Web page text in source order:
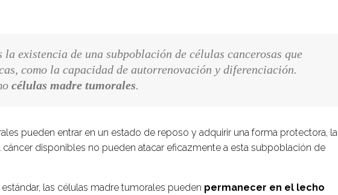
la existencia de una subpoblación de células cancerosas que
como la capacidad de autorrenovación y diferenciación.
células madre tumorales.
pueden entrar en un estado de reposo y adquirir una forma protectora, la
disponibles no pueden atacar eficazmente a esta subpoblación de
las células madre tumorales pueden permanecer en el lecho